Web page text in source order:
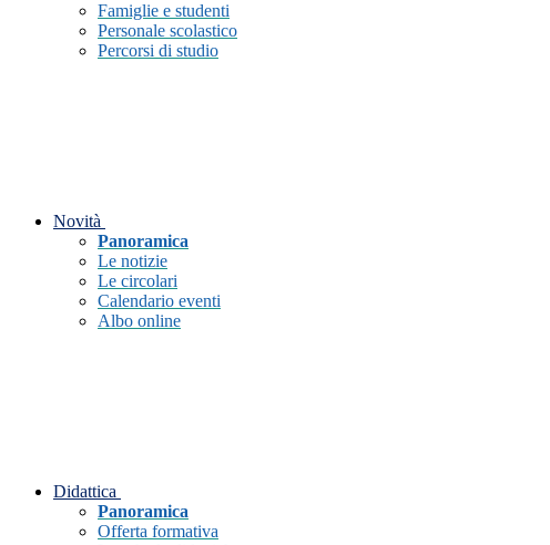
Famiglie e studenti
Personale scolastico
Percorsi di studio
Novità
Panoramica
Le notizie
Le circolari
Calendario eventi
Albo online
Didattica
Panoramica
Offerta formativa